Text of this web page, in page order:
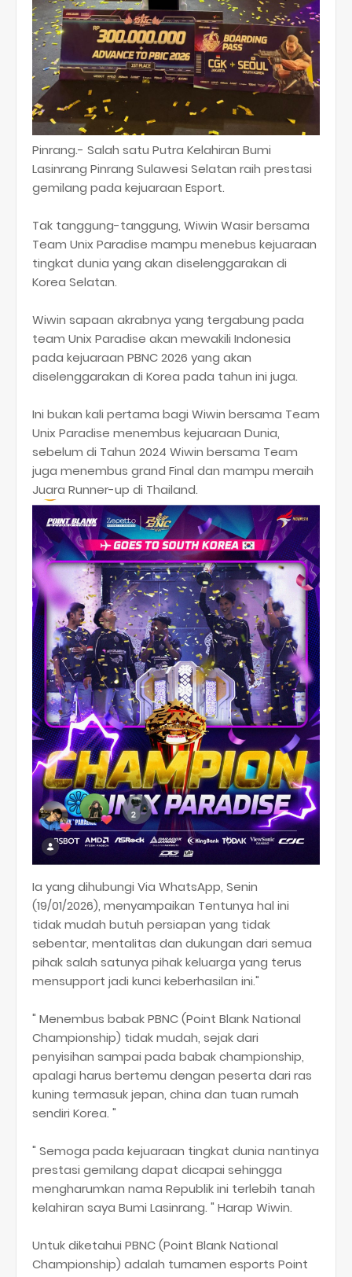
Pinrang.- Salah satu Putra Kelahiran Bumi
Lasinrang Pinrang Sulawesi Selatan raih prestasi
gemilang pada kejuaraan Esport.
Tak tanggung-tanggung, Wiwin Wasir bersama
Team Unix Paradise mampu menebus kejuaraan
tingkat dunia yang akan diselenggarakan di
Korea Selatan.
Wiwin sapaan akrabnya yang tergabung pada
team Unix Paradise akan mewakili Indonesia
pada kejuaraan PBNC 2026 yang akan
diselenggarakan di Korea pada tahun ini juga.
Ini bukan kali pertama bagi Wiwin bersama Team
Unix Paradise menembus kejuaraan Dunia,
sebelum di Tahun 2024 Wiwin bersama Team
juga menembus grand Final dan mampu meraih
Juara Runner-up di Thailand.
Ia yang dihubungi Via WhatsApp, Senin
(19/01/2026), menyampaikan Tentunya hal ini
tidak mudah butuh persiapan yang tidak
sebentar, mentalitas dan dukungan dari semua
pihak salah satunya pihak keluarga yang terus
mensupport jadi kunci keberhasilan ini."
" Menembus babak PBNC (Point Blank National
Championship) tidak mudah, sejak dari
penyisihan sampai pada babak championship,
apalagi harus bertemu dengan peserta dari ras
kuning termasuk jepan, china dan tuan rumah
sendiri Korea. "
" Semoga pada kejuaraan tingkat dunia nantinya
prestasi gemilang dapat dicapai sehingga
mengharumkan nama Republik ini terlebih tanah
kelahiran saya Bumi Lasinrang. " Harap Wiwin.
Untuk diketahui PBNC (Point Blank National
Championship) adalah turnamen esports Point